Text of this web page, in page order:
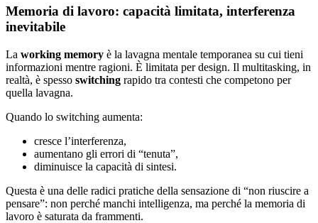
Memoria di lavoro: capacità limitata, interferenza
inevitabile
La working memory è la lavagna mentale temporanea su cui tieni
informazioni mentre ragioni. È limitata per design. Il multitasking, in
realtà, è spesso switching rapido tra contesti che competono per
quella lavagna.
Quando lo switching aumenta:
cresce l’interferenza,
aumentano gli errori di “tenuta”,
diminuisce la capacità di sintesi.
Questa è una delle radici pratiche della sensazione di “non riuscire a
pensare”: non perché manchi intelligenza, ma perché la memoria di
lavoro è saturata da frammenti.